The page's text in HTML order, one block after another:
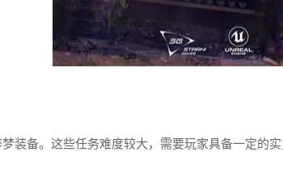
装备。这些任务难度较大，需要玩家具备一定的